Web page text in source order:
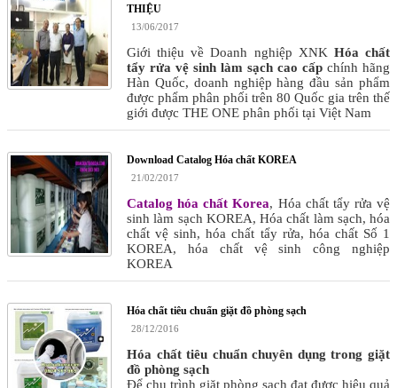
THIỆU
13/06/2017
Giới thiệu về Doanh nghiệp XNK Hóa chất
tẩy rửa vệ sinh làm sạch cao cấp chính hãng
Hàn Quốc, doanh nghiệp hàng đầu sản phẩm
được phẩm phân phối trên 80 Quốc gia trên thế
giới được THE ONE phân phối tại Việt Nam
Download Catalog Hóa chất KOREA
21/02/2017
Catalog hóa chất Korea, Hóa chất tẩy rửa vệ
sinh làm sạch KOREA, Hóa chất làm sạch, hóa
chất vệ sinh, hóa chất tẩy rửa, hóa chất Số 1
KOREA, hóa chất vệ sinh công nghiệp
KOREA
Hóa chất tiêu chuẩn giặt đồ phòng sạch
28/12/2016
Hóa chất tiêu chuẩn chuyên dụng trong giặt
đồ phòng sạch
Để chu trình giặt phòng sạch đạt được hiệu quả